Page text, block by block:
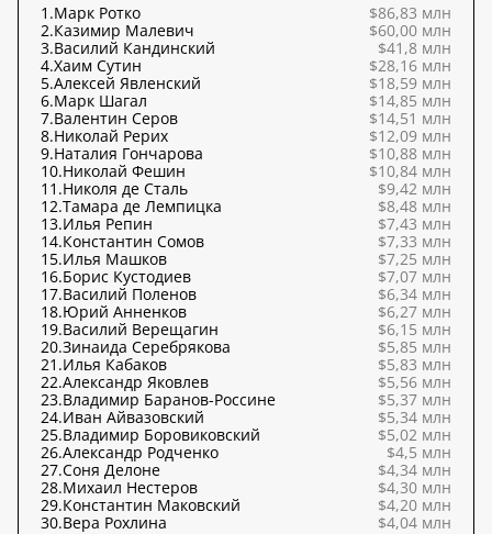
1.Марк Ротко
$86,83 млн
2.Казимир Малевич
$60,00 млн
3.Василий Кандинский
$41,8 млн
4.Хаим Сутин
$28,16 млн
5.Алексей Явленский
$18,59 млн
6.Марк Шагал
$14,85 млн
7.Валентин Серов
$14,51 млн
8.Николай Рерих
$12,09 млн
9.Наталия Гончарова
$10,88 млн
10.Николай Фешин
$10,84 млн
11.Николя де Сталь
$9,42 млн
12.Тамара де Лемпицка
$8,48 млн
13.Илья Репин
$7,43 млн
14.Константин Сомов
$7,33 млн
15.Илья Машков
$7,25 млн
16.Борис Кустодиев
$7,07 млн
17.Василий Поленов
$6,34 млн
18.Юрий Анненков
$6,27 млн
19.Василий Верещагин
$6,15 млн
20.Зинаида Серебрякова
$5,85 млн
21.Илья Кабаков
$5,83 млн
22.Александр Яковлев
$5,56 млн
23.Владимир Баранов-Россине
$5,37 млн
24.Иван Айвазовский
$5,34 млн
25.Владимир Боровиковский
$5,02 млн
26.Александр Родченко
$4,5 млн
27.Соня Делоне
$4,34 млн
28.Михаил Нестеров
$4,30 млн
29.Константин Маковский
$4,20 млн
30.Вера Рохлина $4,04 млн